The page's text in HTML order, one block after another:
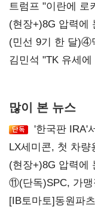
'하락'
트럼프 "이란에 로
압박 시사
(현장+)8G 압력에
화려한 에어쇼 뒤
(민선 9기 한 달)④
리더십' 시험대
김민석 "TK 유세
많이 본 뉴스
'한국판 IRA'
LX세미콘, 첫 차
공급
(현장+)8G 압력에
화려한 에어쇼 뒤
⑪(단독)SPC, 가맹
내팽개친 '사회적
[IB토마토]동원파